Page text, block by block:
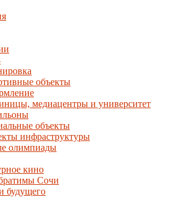
объекты
медиацентры и университет
объекты
инфраструктуры
олимпиады
кино
Сочи
будущего